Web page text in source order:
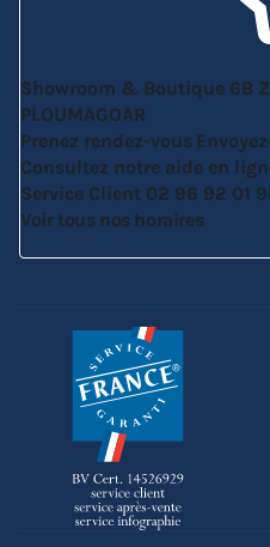
Showroom & Boutique 6B
PLOUMAGOAR
Prenez rendez-vous
Consultez notre aide en
Service Client 02 96 92 01
Voir tous nos horaires